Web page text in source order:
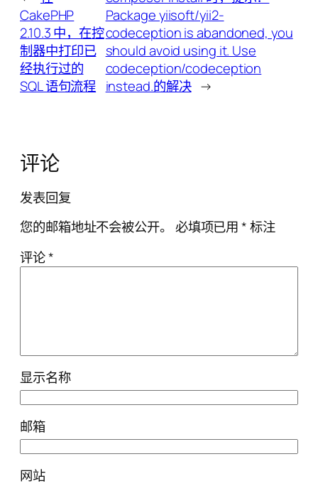
CakePHP
2.10.3 中，在控
制器中打印已
经执行过的
SQL 语句流程
Package yiisoft/yii2-
codeception is abandoned, you
should avoid using it. Use
codeception/codeception
instead.的解决 →
评论
发表回复
您的邮箱地址不会被公开。 必填项已用*标注
评论*
显示名称
邮箱
网站